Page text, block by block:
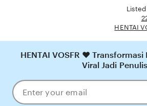
HENTAI
HENTAI VOSFR ❤️
Viral Jadi Penulis
Enter